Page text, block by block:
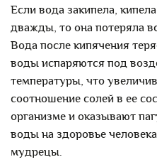
Если вода закипела,
дважды, то она потеряла
Вода после кипячения
воды испаряются под
температуры, что
соотношение солей в ее
организме и оказывают
воды на здоровье
мудрецы.